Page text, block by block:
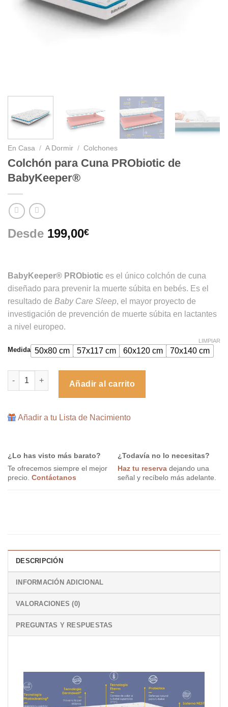
En Casa / A Dormir / Colchones
Colchón para Cuna PRObiotic de
BabyKeeper®
Desde 199,00€
BabyKeeper® PRObiotic es el único colchón de cuna
diseñado para prevenir la muerte súbita en bebés. Es el
resultado de Baby Care Sleep, el mayor proyecto de
investigación de prevención de muerte súbita en lactantes
a nivel europeo.
Medida 50x80 cm 57x117 cm 60x120 cm 70x140 cm
LIMPIAR
Colchón para Cuna PRObiotic de BabyKeeper® cantidad
Añadir al carrito
Añadir a tu Lista de Nacimiento
¿Lo has visto más barato?
Te ofrecemos siempre el mejor
precio. Contáctanos
¿Todavía no lo necesitas?
Haz tu reserva dejando una
señal y recíbelo más adelante.
DESCRIPCIÓN
INFORMACIÓN ADICIONAL
VALORACIONES (0)
PREGUNTAS Y RESPUESTAS